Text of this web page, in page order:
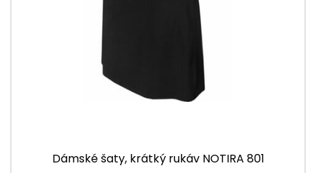
Dámské šaty, krátký rukáv NOTIRA 801